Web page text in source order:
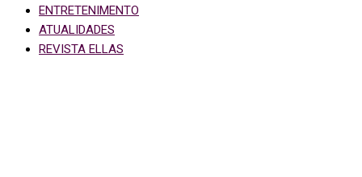
ENTRETENIMENTO
ATUALIDADES
REVISTA ELLAS